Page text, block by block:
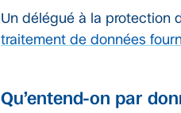
Un délégué à la protection
traitement de données
Qu’entend-on par